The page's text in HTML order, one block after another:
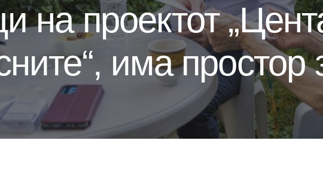
на проектот
има простор